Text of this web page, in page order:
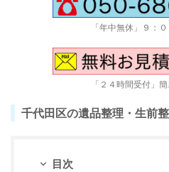
「年中無休」９：
「２４時間受付」
千代田区の遺品整理・生前
目次